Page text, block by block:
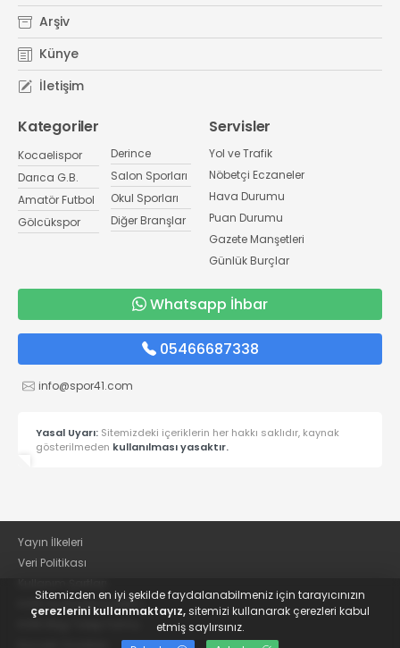
Arşiv
Künye
İletişim
Kategoriler
Kocaelispor
Darıca G.B.
Amatör Futbol
Gölcükspor
Derince
Salon Sporları
Okul Sporları
Diğer Branşlar
Servisler
Yol ve Trafik
Nöbetçi Eczaneler
Hava Durumu
Puan Durumu
Gazete Manşetleri
Günlük Burçlar
Whatsapp İhbar
05466687338
info@spor41.com
Yasal Uyarı: Sitemizdeki içeriklerin her hakkı saklıdır, kaynak
gösterilmeden kullanılması yasaktır.
Yayın İlkeleri
Veri Politikası
KVKK Aydınlatma Metni
Sitemizden en iyi şekilde faydalanabilmeniz için tarayıcınızın
çerezlerini kullanmaktayız,sitemizi kullanarak çerezleri kabul
etmiş saylırsınız.